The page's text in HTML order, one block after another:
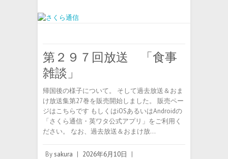
第２９７回放送 「食事
雑談」
帰国後の様子について。 そして過去放送＆おま
け放送集第27巻を販売開始しました。 販売ペー
ジはこちらです もしくはiOSあるいはAndroidの
「さくら通信・英ワタ公式アプリ」をご利用く
ださい。 なお、過去放送＆おまけ放…
Bysakura | 2026年6月10日
|